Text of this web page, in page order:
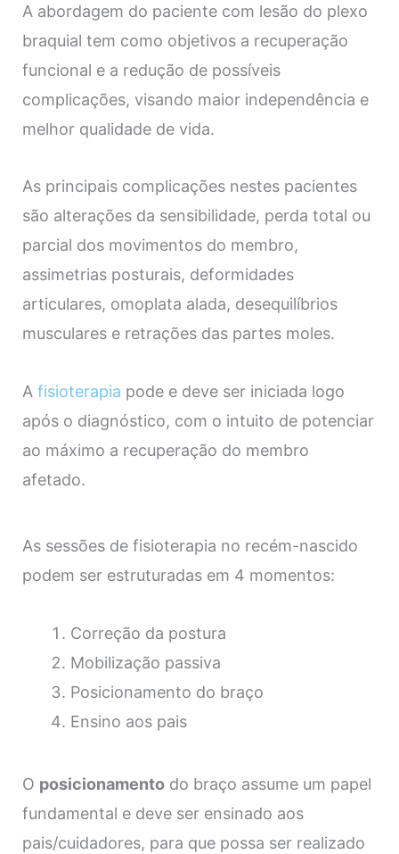
A abordagem do paciente com lesão do plexo
braquial tem como objetivos a recuperação
funcional e a redução de possíveis
complicações, visando maior independência e
melhor qualidade de vida.
As principais complicações nestes pacientes
são alterações da sensibilidade, perda total ou
parcial dos movimentos do membro,
assimetrias posturais, deformidades
articulares, omoplata alada, desequilíbrios
musculares e retrações das partes moles.
A fisioterapia pode e deve ser iniciada logo
após o diagnóstico, com o intuito de potenciar
ao máximo a recuperação do membro
afetado.
As sessões de fisioterapia no recém-nascido
podem ser estruturadas em 4 momentos:
​Correção da postura
Mobilização passiva
Posicionamento do braço
Ensino aos pais
O posicionamento do braço assume um papel
fundamental e deve ser ensinado aos
pais/cuidadores, para que possa ser realizado